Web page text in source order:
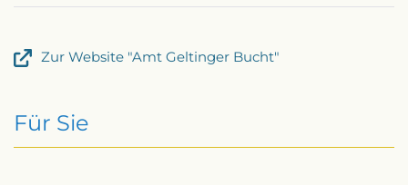
Zur Website "Amt Geltinger Bucht"
Für Sie